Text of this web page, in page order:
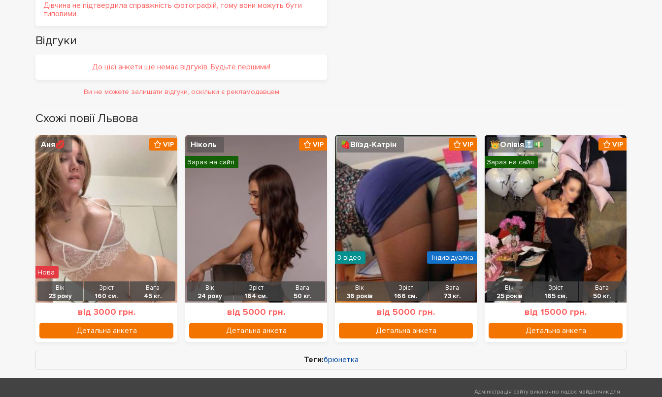
Дівчина не підтвердила справжність фотографій, тому вони можуть бути
типовими.
Відгуки
До цієї анкети ще немає відгуків. Будьте першими!
Ви не можете залишати відгуки, оскільки є рекламодавцем
Схожі повії Львова
Аня💋
Вік
23 року
Зріст
160 см.
Вага
45 кг.
від 3000 грн.
Детальна анкета
VIP
Нова
Ніколь
Вік
24 року
Зріст
164 см.
Вага
50 кг.
від 5000 грн.
Детальна анкета
VIP
Зараз на сайті
🍓Віїзд-Катрін
Вік
36 років
Зріст
166 см.
Вага
73 кг.
від 5000 грн.
Детальна анкета
VIP
З відео Індивідуалка
👑Олівія🔝💵
Вік
25 років
Зріст
165 см.
Вага
50 кг.
від 15000 грн.
Детальна анкета
VIP
Зараз на сайті
Теги:брюнетка
Адміністрація сайту виключно надає майданчик для